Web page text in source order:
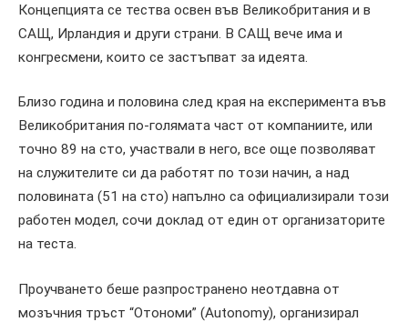
Концепцията се тества освен във Великобритания и в
САЩ, Ирландия и други страни. В САЩ вече има и
конгресмени, които се застъпват за идеята.
Близо година и половина след края на експеримента във
Великобритания по-голямата част от компаниите, или
точно 89 на сто, участвали в него, все още позволяват
на служителите си да работят по този начин, а над
половината (51 на сто) напълно са официализирали този
работен модел, сочи доклад от един от организаторите
на теста.
Проучването беше разпространено неотдавна от
мозъчния тръст “Отономи” (Autonomy), организирал